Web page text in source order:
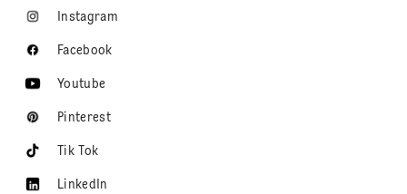
Instagram
Facebook
Youtube
Pinterest
Tik Tok
LinkedIn